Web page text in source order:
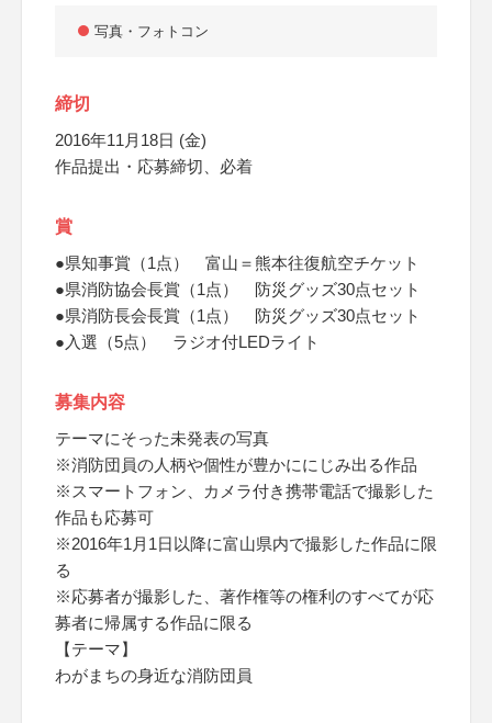
写真・フォトコン
締切
2016年11月18日 (金)
作品提出・応募締切、必着
賞
●県知事賞（1点） 富山＝熊本往復航空チケット
●県消防協会長賞（1点） 防災グッズ30点セット
●県消防長会長賞（1点） 防災グッズ30点セット
●入選（5点） ラジオ付LEDライト
募集内容
テーマにそった未発表の写真
※消防団員の人柄や個性が豊かににじみ出る作品
※スマートフォン、カメラ付き携帯電話で撮影した
作品も応募可
※2016年1月1日以降に富山県内で撮影した作品に限
る
※応募者が撮影した、著作権等の権利のすべてが応
募者に帰属する作品に限る
【テーマ】
わがまちの身近な消防団員